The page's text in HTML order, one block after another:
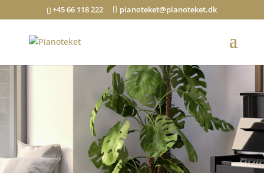
+45 66 118 222 pianoteket@pianoteket.dk